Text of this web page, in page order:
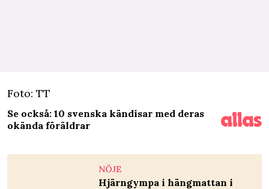
Foto: TT
Se också: 10 svenska kändisar med deras
okända föräldrar
NÖJE
Hjärngympa i hängmattan i